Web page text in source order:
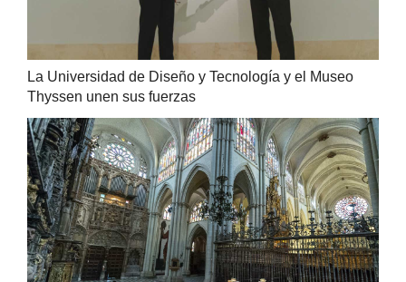
La Universidad de Diseño y Tecnología y el Museo
Thyssen unen sus fuerzas